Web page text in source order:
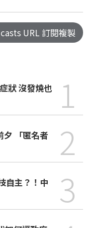
URL 訂閱複製
1
夕 「匿名者
2
3